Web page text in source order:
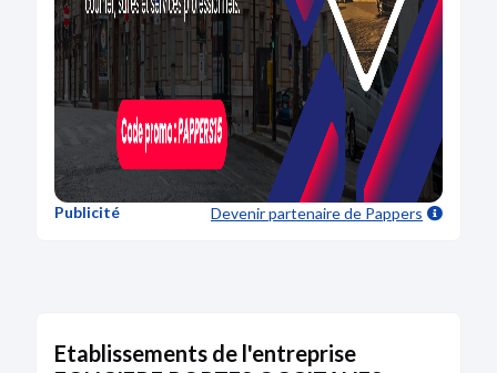
Publicité Devenir partenairede Pappers
Etablissements de l'entreprise